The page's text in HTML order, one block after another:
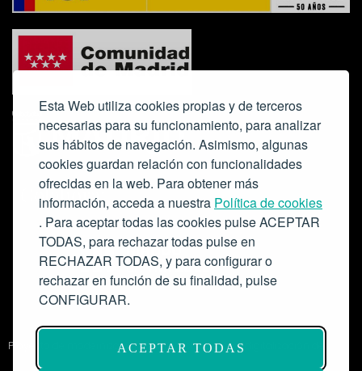
Esta Web utiliza cookies propias y de terceros
necesarias para su funcionamiento, para analizar
sus hábitos de navegación. Asimismo, algunas
cookies guardan relación con funcionalidades
ofrecidas en la web. Para obtener más
información, acceda a nuestra Política de cookies
. Para aceptar todas las cookies pulse ACEPTAR
TODAS, para rechazar todas pulse en
RECHAZAR TODAS, y para configurar o
rechazar en función de su finalidad, pulse
CONFIGURAR.
ACEPTAR TODAS
Colabora:
Proyecto de modernización de infraestructuras y digitalización del
Salón de Actos del Ateneo de Madrid como espacio escénico-musical.